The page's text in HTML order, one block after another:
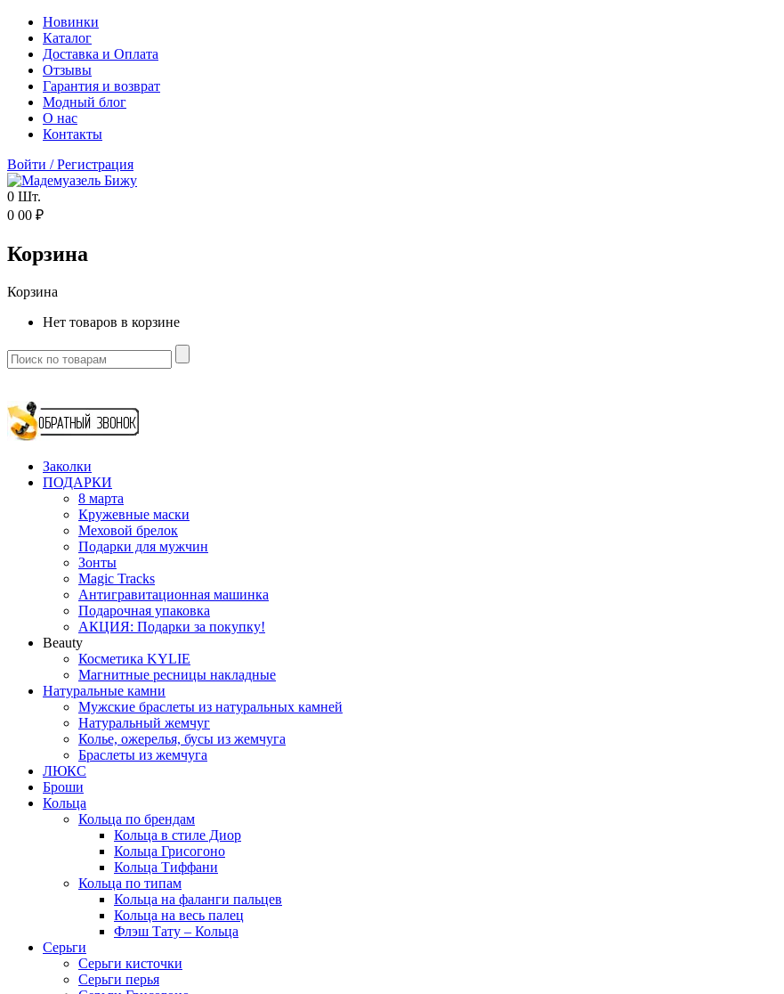
Новинки
Каталог
Доставка и Оплата
Отзывы
Гарантия и возврат
Модный блог
О нас
Контакты
Войти /Регистрация
0 Шт.
0 00 ₽
Корзина
Корзина
Нет товаров в корзине
Заколки
ПОДАРКИ
8 марта
Кружевные маски
Меховой брелок
Подарки для мужчин
Зонты
Magic Tracks
Антигравитационная машинка
Подарочная упаковка
АКЦИЯ: Подарки за покупку!
Beauty
Косметика KYLIE
Магнитные ресницы накладные
Натуральные камни
Мужские браслеты из натуральных камней
Натуральный жемчуг
Колье, ожерелья, бусы из жемчуга
Браслеты из жемчуга
ЛЮКС
Броши
Кольца
Кольца по брендам
Кольца в стиле Диор
Кольца Грисогоно
Кольца Тиффани
Кольца по типам
Кольца на фаланги пальцев
Кольца на весь палец
Флэш Тату – Кольца
Серьги
Серьги кисточки
Серьги перья